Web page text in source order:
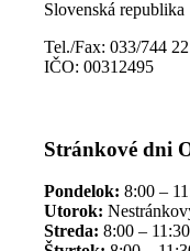
Slovenská republika
Tel./Fax: 033/744
IČO: 00312495
Stránkové dni
Pondelok: 8:00 –
Utorok:
Streda: 8:00 –